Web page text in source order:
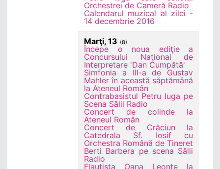
Orchestrei de Cameră Radio
Calendarul muzical al zilei -
14 decembrie 2016
Marţi, 13 (8)
Începe o noua ediţie a
Concursului Naţional de
Interpretare 'Dan Cumpătă'
Simfonia a III-a de Gustav
Mahler în această săptămână
la Ateneul Român
Contrabasistul Petru Iuga pe
Scena Sălii Radio
Concert de colinde la
Ateneul Român
Concert de Crăciun la
Catedrala Sf. Iosif cu
Orchestra Română de Tineret
Berti Barbera pe scena Sălii
Radio
Flautista Oana Leonte la